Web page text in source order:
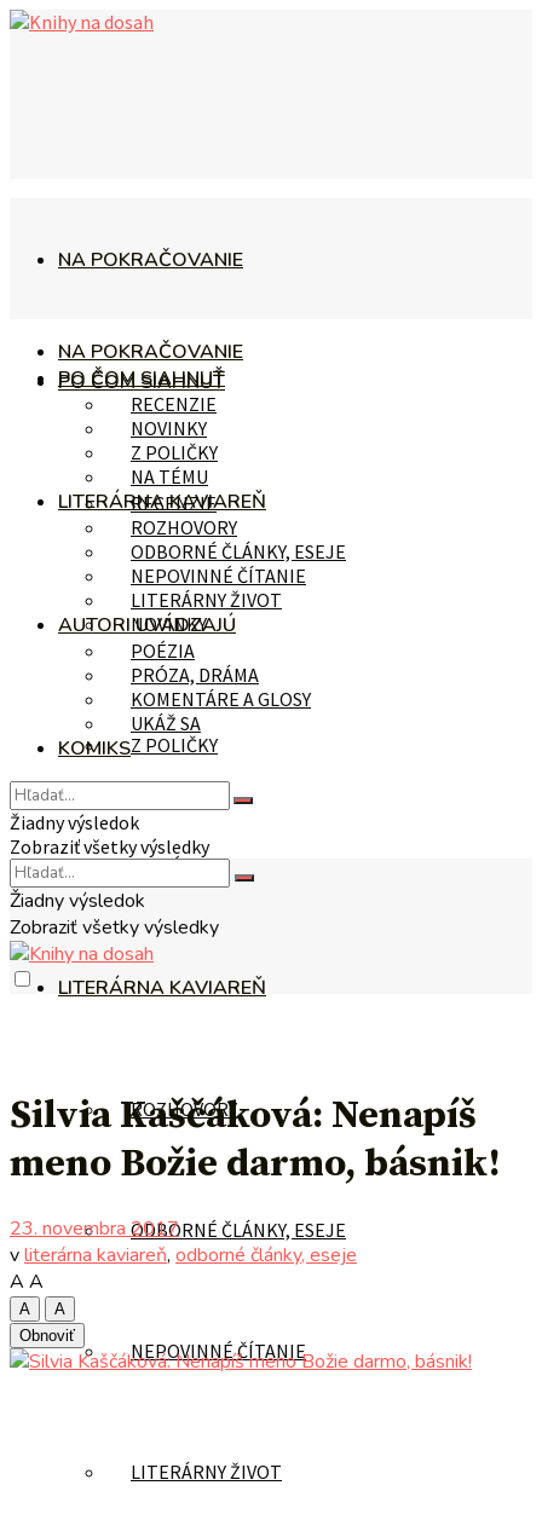
NA POKRAČOVANIE
PO ČOM SIAHNUŤ
RECENZIE
NOVINKY
Z POLIČKY
NA TÉMU
LITERÁRNA KAVIAREŇ
ROZHOVORY
ODBORNÉ ČLÁNKY, ESEJE
NEPOVINNÉ ČÍTANIE
LITERÁRNY ŽIVOT
NA POKRAČOVANIE
PO ČOM SIAHNUŤ
RECENZIE
NOVINKY
Z POLIČKY
NA TÉMU
LITERÁRNA KAVIAREŇ
ROZHOVORY
ODBORNÉ ČLÁNKY, ESEJE
NEPOVINNÉ ČÍTANIE
LITERÁRNY ŽIVOT
AUTORI UVÁDZAJÚ
POÉZIA
PRÓZA, DRÁMA
KOMENTÁRE A GLOSY
UKÁŽ SA
KOMIKS
Žiadny výsledok
Zobraziť všetky výsledky
Žiadny výsledok
Zobraziť všetky výsledky
Silvia Kaščáková: Nenapíš
meno Božie darmo, básnik!
23. novembra 2017
vliterárna kaviareň, odborné články, eseje
A A
A
A
Obnoviť